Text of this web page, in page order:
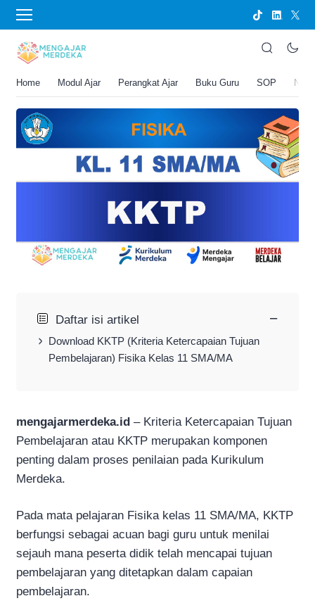
Home Modul Ajar Perangkat Ajar Buku Guru SOP
BERANDA
KKTP Fisika Kelas 11 SMA/MA
23 Desember 2025 5:57 pm . 1 menit membaca
Daftar isi artikel −
Download KKTP (Kriteria Ketercapaian Tujuan
Pembelajaran) Fisika Kelas 11 SMA/MA
mengajarmerdeka.id – Kriteria Ketercapaian Tujuan
Pembelajaran atau KKTP merupakan komponen
penting dalam proses penilaian pada Kurikulum
Merdeka.
Pada mata pelajaran Fisika kelas 11 SMA/MA, KKTP
berfungsi sebagai acuan bagi guru untuk menilai
sejauh mana peserta didik telah mencapai tujuan
pembelajaran yang ditetapkan dalam capaian
pembelajaran.